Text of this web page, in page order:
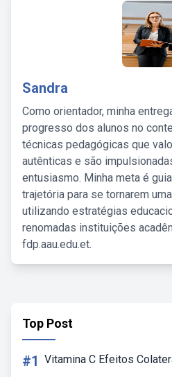
Sandra
Como orientador, minha
progresso dos alunos no
técnicas pedagógicas que
autênticas e são
entusiasmo. Minha meta é
trajetória para se tornarem
utilizando estratégias
renomadas instituições
fdp.aau.edu.et.
Top Post
#1 Vitamina C Efeitos